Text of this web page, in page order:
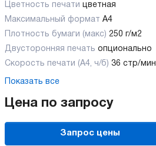
Цветность печати цветная
Максимальный формат А4
Плотность бумаги (макс) 250 г/м2
Двусторонняя печать опционально
Скорость печати (А4, ч/б) 36 стр/мин
Показать все
Цена по запросу
Запрос цены